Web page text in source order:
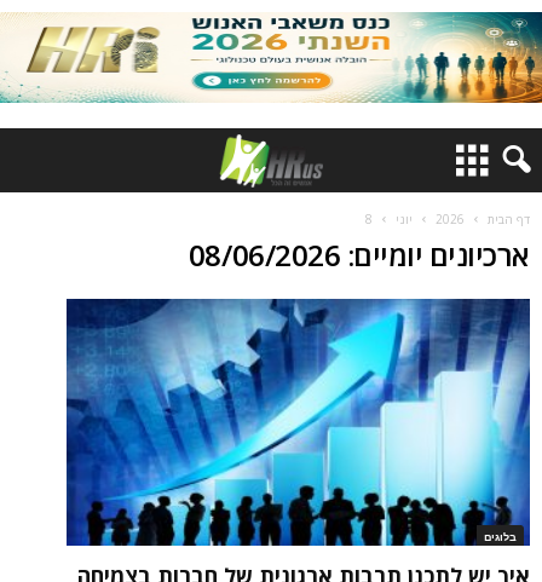
דף הבית 2026 יוני 8
ארכיונים יומיים: 08/06/2026
בלוגים